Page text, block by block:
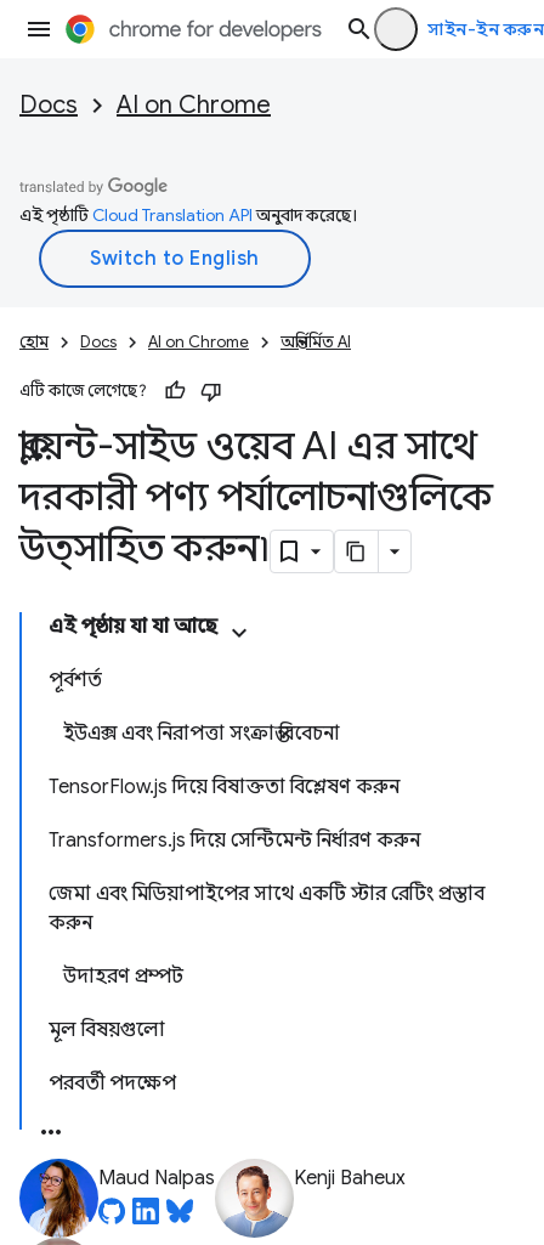
সাইন-ইন করুন
Docs AI on Chrome
এই পৃষ্ঠাটিCloud Translation APIঅনুবাদ করেছে।
হোম Docs AI on Chrome অন্তর্নির্মিত AI
এটি কাজে লেগেছে?
ক্লায়েন্ট-সাইড ওয়েব AI এর সাথে
দরকারী পণ্য পর্যালোচনাগুলিকে
উত্সাহিত করুন৷
এই পৃষ্ঠায় যা যা আছে
পূর্বশর্ত
ইউএক্স এবং নিরাপত্তা সংক্রান্ত বিবেচনা
TensorFlow.js দিয়ে বিষাক্ততা বিশ্লেষণ করুন
Transformers.js দিয়ে সেন্টিমেন্ট নির্ধারণ করুন
জেমা এবং মিডিয়াপাইপের সাথে একটি স্টার রেটিং প্রস্তাব
করুন
উদাহরণ প্রম্পট
মূল বিষয়গুলো
পরবর্তী পদক্ষেপ
Maud Nalpas Kenji Baheux